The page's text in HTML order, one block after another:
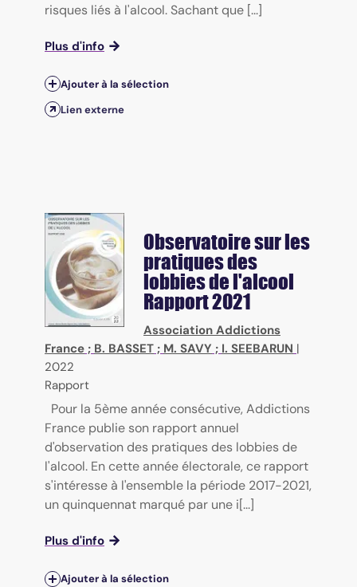
risques liés à l'alcool. Sachant que [...]
Plus d'info
Ajouter à la sélection
Lien externe
Observatoire sur les
pratiques des
lobbies de l'alcool
Rapport 2021
Association Addictions
France ; B. BASSET ; M. SAVY ; I. SEEBARUN |
2022
Rapport
Pour la 5ème année consécutive, Addictions
France publie son rapport annuel
d'observation des pratiques des lobbies de
l'alcool. En cette année électorale, ce rapport
s'intéresse à l'ensemble la période 2017-2021,
un quinquennat marqué par une i[...]
Plus d'info
Ajouter à la sélection